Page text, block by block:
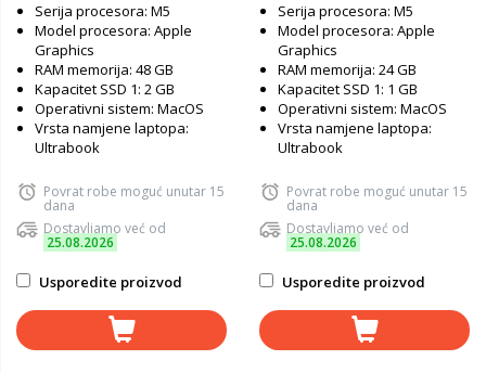
Serija procesora: M5
Model procesora: Apple
Graphics
RAM memorija: 48 GB
Kapacitet SSD 1: 2 GB
Operativni sistem: MacOS
Vrsta namjene laptopa:
Ultrabook
Povrat robe moguć unutar 15
dana
Dostavljamo već od
25.08.2026
Usporedite proizvod
Serija procesora: M5
Model procesora: Apple
Graphics
RAM memorija: 24 GB
Kapacitet SSD 1: 1 GB
Operativni sistem: MacOS
Vrsta namjene laptopa:
Ultrabook
Povrat robe moguć unutar 15
dana
Dostavljamo već od
25.08.2026
Usporedite proizvod